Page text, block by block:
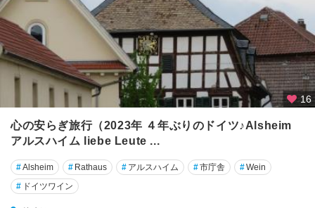
ー
ビ
ン
ゲ
ン
ュ
ー
ン
ゲ
16
心の安らぎ旅行（2023年 ４年ぶりのドイツ♪Alsheim
アルスハイム liebe Leute ...
#Alsheim # Rathaus # アルスハイム #市庁舎 #Wein
# ドイツワイン